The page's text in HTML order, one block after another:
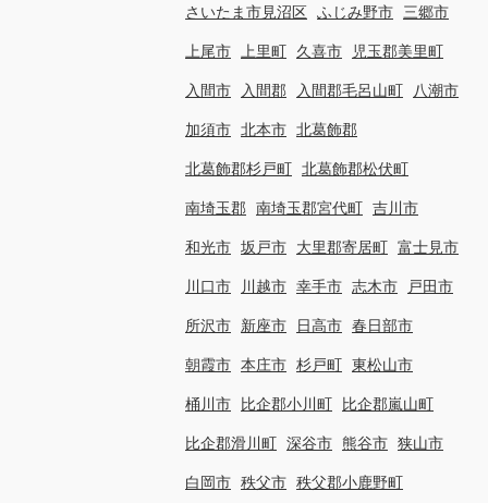
さいたま市見沼区 ふじみ野市 三郷市
上尾市 上里町 久喜市 児玉郡美里町
入間市 入間郡 入間郡毛呂山町 八潮市
加須市 北本市 北葛飾郡
北葛飾郡杉戸町 北葛飾郡松伏町
南埼玉郡 南埼玉郡宮代町 吉川市
和光市 坂戸市 大里郡寄居町 富士見市
川口市 川越市 幸手市 志木市 戸田市
所沢市 新座市 日高市 春日部市
朝霞市 本庄市 杉戸町 東松山市
桶川市 比企郡小川町 比企郡嵐山町
比企郡滑川町 深谷市 熊谷市 狭山市
白岡市 秩父市 秩父郡小鹿野町